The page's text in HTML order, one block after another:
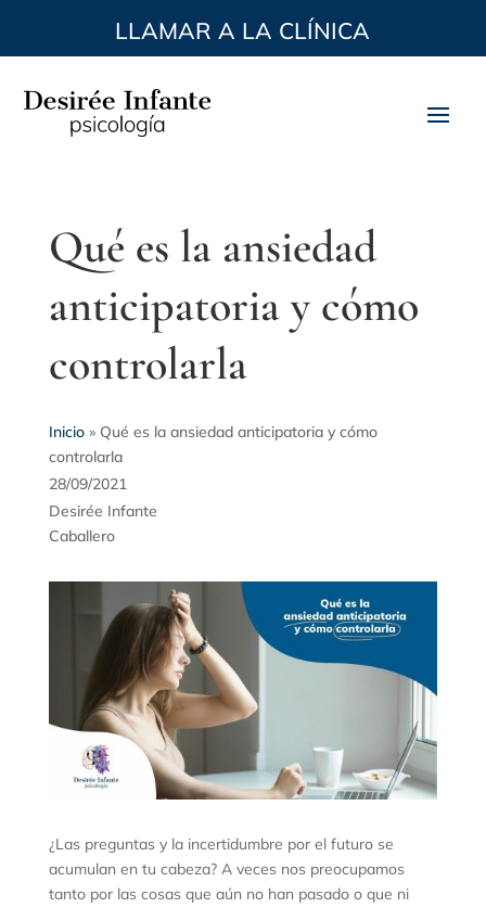
LLAMAR A LA CLÍNICA
Qué es la ansiedad
anticipatoria y cómo
controlarla
Inicio» Qué es la ansiedad anticipatoria y cómo
controlarla
28/09/2021
Desirée Infante
Caballero
¿Las preguntas y la incertidumbre por el futuro se
acumulan en tu cabeza? A veces nos preocupamos
tanto por las cosas que aún no han pasado o que ni